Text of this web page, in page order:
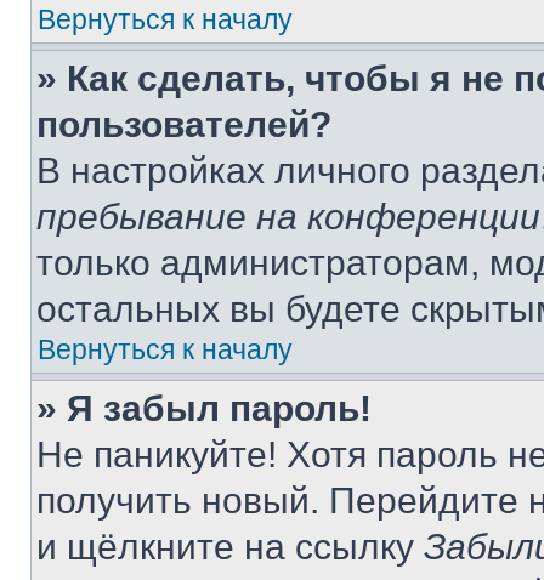
Вернуться к началу
» Как сделать, чтобы я не
пользователей?
В настройках личного
пребывание на конференции
только администраторам,
остальных вы будете
Вернуться к началу
» Я забыл пароль!
Не паникуйте! Хотя пароль
получить новый. Перейдите
и щёлкните на ссылку